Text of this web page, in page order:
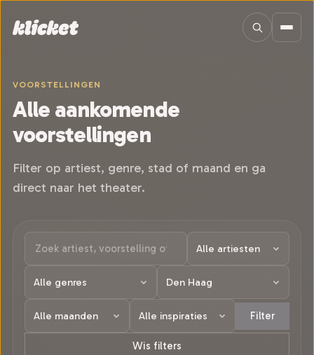
VOORSTELLINGEN
Alle aankomende
voorstellingen
Filter op artiest, genre, stad of maand en ga
direct naar het theater.
Filter
Wis filters